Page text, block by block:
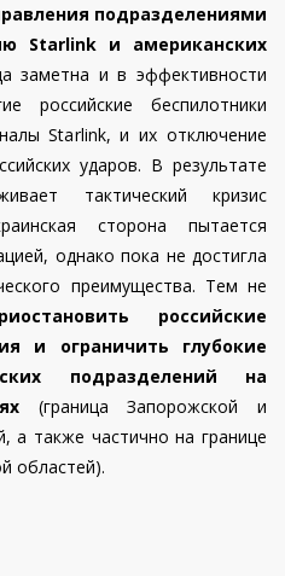
подразделениями
Starlink и американских
заметна и в эффективности
российские беспилотники
Starlink, и их отключение
ударов. В результате
тактический кризис
сторона пытается
однако пока не достигла
преимущества. Тем не
российские
и ограничить глубокие
подразделений на
(граница Запорожской и
а также частично на границе
областей).